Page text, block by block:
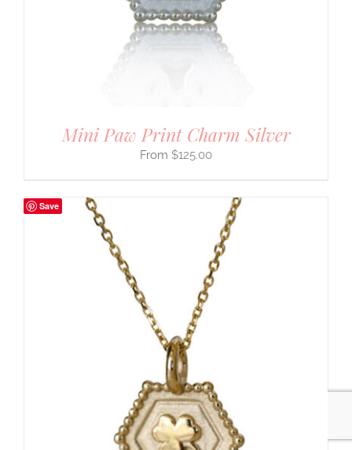
Mini Paw Print Charm Silver
$125.00
Save